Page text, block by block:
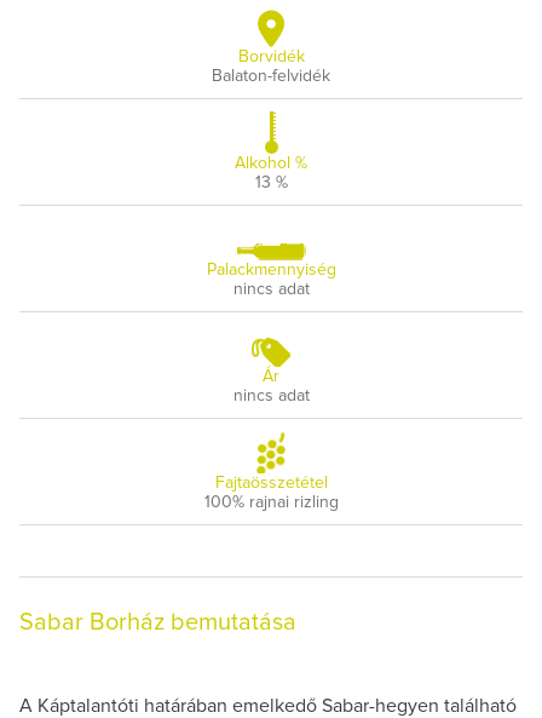
Borvidék
Balaton-felvidék
Alkohol %
13 %
Palackmennyiség
nincs adat
Ár
nincs adat
Fajtaösszetétel
100% rajnai rizling
Sabar Borház bemutatása
A Káptalantóti határában emelkedő Sabar-hegyen található